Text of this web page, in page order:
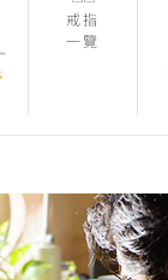
戒指
一覽